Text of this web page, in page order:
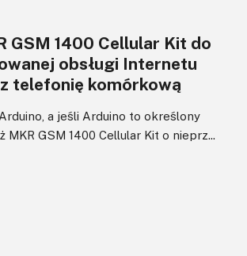
GSM 1400 Cellular Kit do
obsługi Internetu
telefonię komórkową
a jeśli Arduino to określony
MKR GSM 1400 Cellular Kit o nieprz...